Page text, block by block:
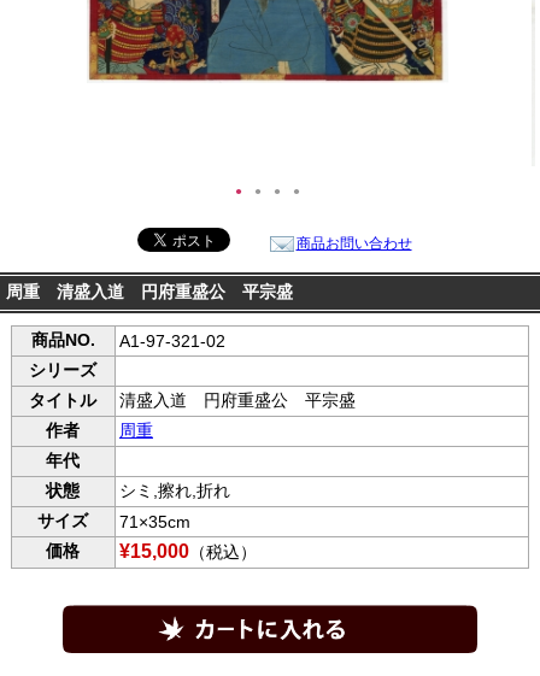
● ● ● ●
商品お問い合わせ
周重 清盛入道 円府重盛公 平宗盛
商品NO.
A1-97-321-02
シリーズ
タイトル
清盛入道 円府重盛公 平宗盛
作者
周重
年代
状態
シミ,擦れ,折れ
サイズ
71×35cm
価格
¥15,000（税込）